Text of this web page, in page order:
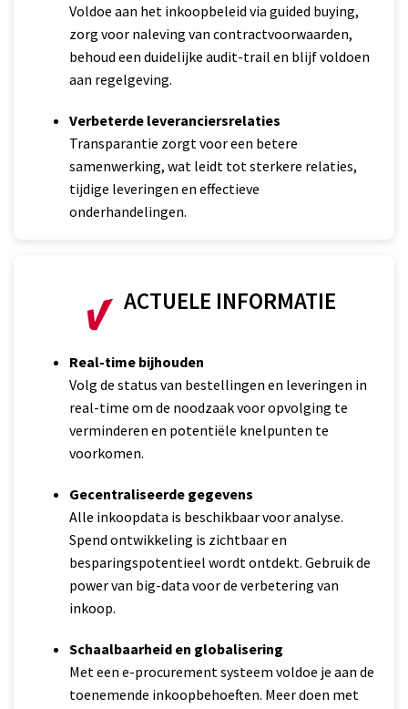
Voldoe aan het inkoopbeleid via guided buying,
zorg voor naleving van contractvoorwaarden,
behoud een duidelijke audit-trail en blijf voldoen
aan regelgeving.
Verbeterde leveranciersrelaties
Transparantie zorgt voor een betere
samenwerking, wat leidt tot sterkere relaties,
tijdige leveringen en effectieve
onderhandelingen.
ACTUELE INFORMATIE
Real-time bijhouden
Volg de status van bestellingen en leveringen in
real-time om de noodzaak voor opvolging te
verminderen en potentiële knelpunten te
voorkomen.
Gecentraliseerde gegevens
Alle inkoopdata is beschikbaar voor analyse.
Spend ontwikkeling is zichtbaar en
besparingspotentieel wordt ontdekt. Gebruik de
power van big-data voor de verbetering van
inkoop.
Schaalbaarheid en globalisering
Met een e-procurement systeem voldoe je aan de
toenemende inkoopbehoeften. Meer doen met